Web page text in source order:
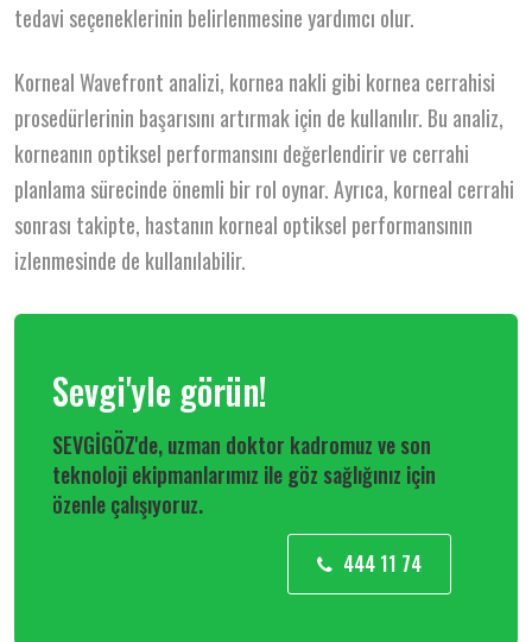
tedavi seçeneklerinin belirlenmesine yardımcı olur.
Korneal Wavefront analizi, kornea nakli gibi kornea cerrahisi
prosedürlerinin başarısını artırmak için de kullanılır. Bu analiz,
korneanın optiksel performansını değerlendirir ve cerrahi
planlama sürecinde önemli bir rol oynar. Ayrıca, korneal cerrahi
sonrası takipte, hastanın korneal optiksel performansının
izlenmesinde de kullanılabilir.
Sevgi'yle görün!
SEVGİGÖZ'de, uzman doktor kadromuz ve son
teknoloji ekipmanlarımız ile göz sağlığınız için
özenle çalışıyoruz.
444 11 74